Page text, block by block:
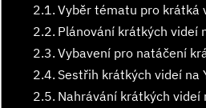
Vyběr tématu pro krátká
Plánování krátkých videí
Vybavení pro natáčení
Sestřih krátkých videí na
Nahrávání krátkých videí